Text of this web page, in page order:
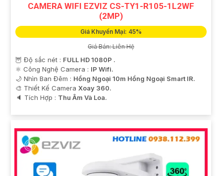
CAMERA WIFI EZVIZ CS-TY1-R105-1L2WF
(2MP)
Giá Khuyến Mại: 45%
Giá Bán: Liên Hệ
🦉 Độ sắc nét : FULL HD 1080P .
⚛️ Công Nghệ Camera : IP Wifi.
🌙 Nhìn Ban Đêm : Hồng Ngoại 10m Hồng Ngoại Smart IR.
🎨 Thiết Kế Camera Xoay 360.
️🔈 Tích Hợp : Thu Âm Và Loa.